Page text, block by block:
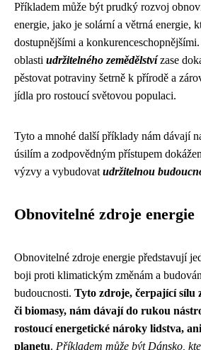
Příkladem může být prudký rozvoj
energie, jako je solární a větrná energie,
dostupnějšími a
oblasti udržitelného zemědělstvízase
pěstovat potraviny šetrně k přírodě a
jídla pro rostoucí světovou populaci.
Tyto a mnohé další příklady nám dávají
úsilím a zodpovědným přístupem
výzvy a vybudovat udržitelnou
Obnovitelné zdroje energie
Obnovitelné zdroje energie představují
boji proti klimatickým změnám a
budoucnosti. Tyto zdroje, čerpající sílu
či biomasy, nám dávají do rukou
rostoucí energetické nároky lidstva,
planetu. Příkladem může být Dánsko,